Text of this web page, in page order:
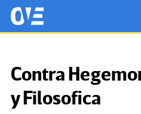
Saltar al contenido principal
OtrasVocesenEducacion.org
Contra
y Filosofica